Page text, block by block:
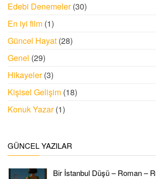
Edebi Denemeler(30)
En iyi film (1)
Güncel Hayat (28)
Genel (29)
Hikayeler(3)
Kişisel Gelişim (18)
Konuk Yazar(1)
GÜNCEL YAZILAR
Bir İstanbul Düşü – Roman –